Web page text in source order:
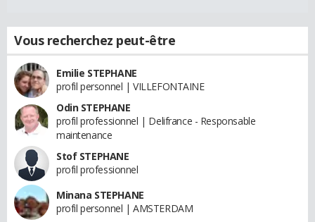
Vous recherchez peut-être
Emilie STEPHANE
profil personnel | VILLEFONTAINE
Odin STEPHANE
profil professionnel | Delifrance - Responsable
maintenance
Stof STEPHANE
profil professionnel
Minana STEPHANE
profil personnel | AMSTERDAM